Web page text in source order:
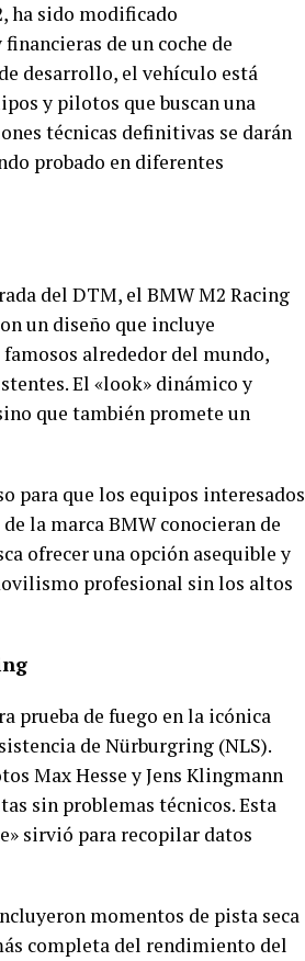
ha sido modificado
de un coche de
desarrollo, el vehículo está
y pilotos que buscan una
técnicas definitivas se darán
probado en diferentes
del DTM, el BMW M2 Racing
un diseño que incluye
alrededor del mundo,
El «look» dinámico y
que también promete un
para que los equipos interesados
la marca BMW conocieran de
ofrecer una opción asequible y
profesional sin los altos
prueba de fuego en la icónica
de Nürburgring (NLS).
Max Hesse y Jens Klingmann
sin problemas técnicos. Esta
sirvió para recopilar datos
momentos de pista seca
completa del rendimiento del